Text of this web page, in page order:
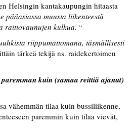
Helsingin kantakaupungin hitaasta
pääasiassa muusta liikenteestä
raitiovaunujen kulkua. “
riippumattomana, täsmällisesti
tärkeä tekijä ns. raidekertoimen
kuin (samaa reittiä ajanut)
vähemmän tilaa kuin bussiliikenne,
paremmin kuin tilaa vievät,